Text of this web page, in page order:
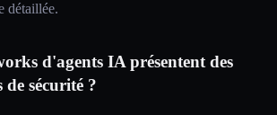
détaillée.
d'agents IA présentent des
sécurité ?